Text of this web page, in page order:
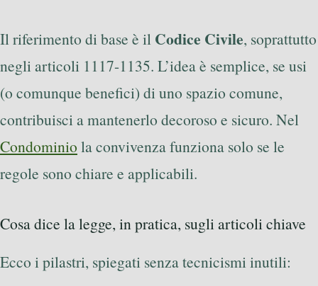
Il riferimento di base è il Codice Civile, soprattutto
negli articoli 1117-1135. L’idea è semplice, se usi
(o comunque benefici) di uno spazio comune,
contribuisci a mantenerlo decoroso e sicuro. Nel
Condominio la convivenza funziona solo se le
regole sono chiare e applicabili.
Cosa dice la legge, in pratica, sugli articoli chiave
Ecco i pilastri, spiegati senza tecnicismi inutili: